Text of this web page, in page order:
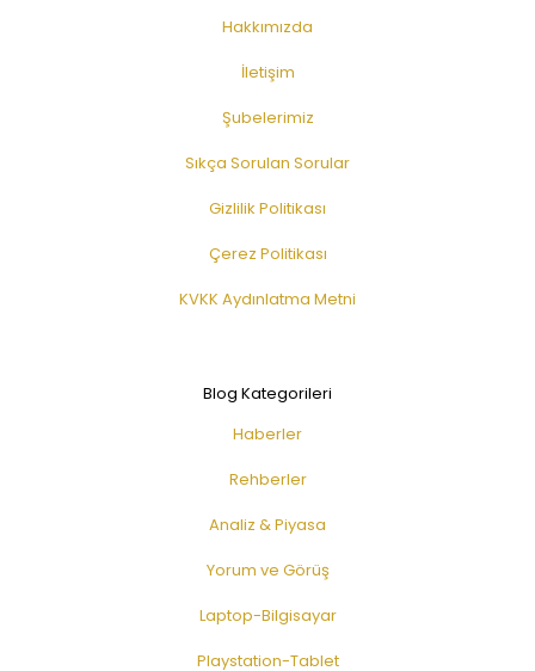
Hakkımızda
İletişim
Şubelerimiz
Sıkça Sorulan Sorular
Gizlilik Politikası
Çerez Politikası
KVKK Aydınlatma Metni
Blog Kategorileri
Haberler
Rehberler
Analiz & Piyasa
Yorum ve Görüş
Laptop-Bilgisayar
Playstation-Tablet